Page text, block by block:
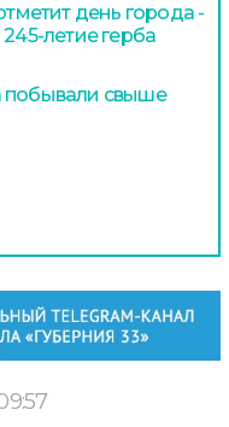
день города -
летие герба
побывали свыше